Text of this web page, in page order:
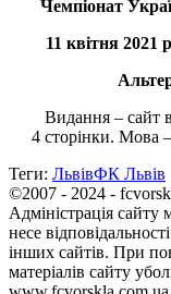
Чемпіонат
11 квітня
Видання – сайт
4 сторінки. Мова
Теги: ЛьвівФК Львів
©2007 - 2024 -
Адміністрація
несе
інших сайтів. При
матеріалів сайту